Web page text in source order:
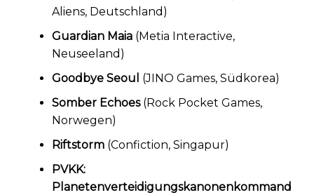
Aliens, Deutschland)
Guardian Maia(Metia Interactive,
Neuseeland)
Goodbye Seoul (JINO Games, Südkorea)
Somber Echoes(Rock Pocket Games,
Norwegen)
Riftstorm(Confiction, Singapur)
PVKK:
Planetenverteidigungskanonenkommand